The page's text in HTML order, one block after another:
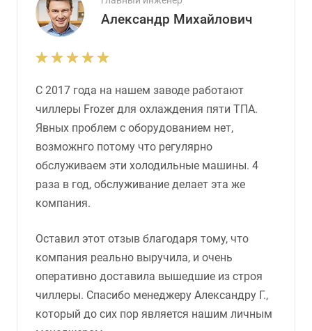
Александр Михайлович
С 2017 года на нашем заводе работают
чиллеры Frozer для охлаждения пяти ТПА.
Явных проблем с оборудованием нет,
возможнго потому что регулярно
обслуживаем эти холодильные машины. 4
раза в год, обслуживание делает эта же
компания.
Оставил этот отзыв благодаря тому, что
компания реально выручила, и очень
оперативно доставила вышедшие из строя
чиллеры. Спасибо менеджеру Александру Г.,
который до сих пор является нашим личным